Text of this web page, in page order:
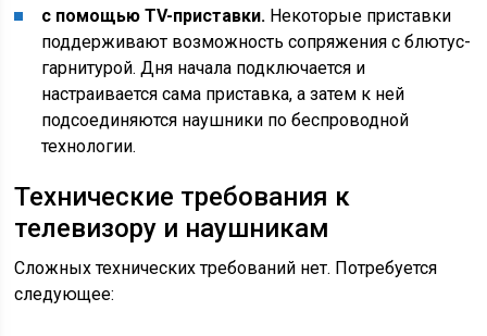
с помощью TV-приставки. Некоторые приставки
поддерживают возможность сопряжения с блютус-
гарнитурой. Дня начала подключается и
настраивается сама приставка, а затем к ней
подсоединяются наушники по беспроводной
технологии.
Технические требования к
телевизору и наушникам
Сложных технических требований нет. Потребуется
следующее: